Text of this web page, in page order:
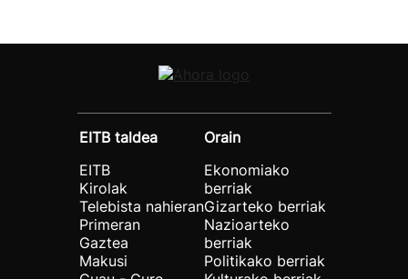
EITB taldea
EITB
Kirolak
Telebista nahieran
Primeran
Gaztea
Makusi
Orain
Ekonomiako
berriak
Gizarteko berriak
Nazioarteko
berriak
Politikako berriak